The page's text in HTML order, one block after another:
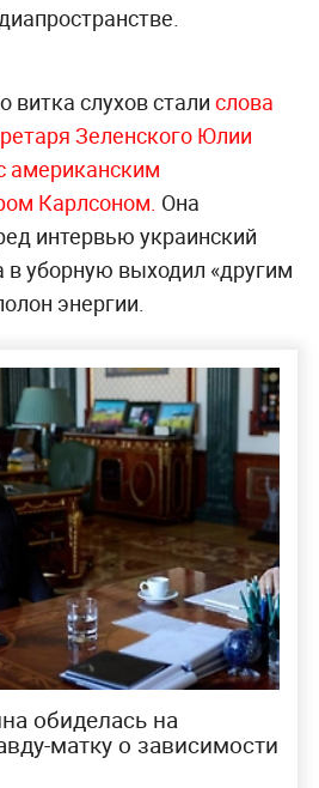
витка слухов стали слова
Зеленского Юлии
американским
Карлсоном. Она
интервью украинский
в уборную выходил «другим
энергии.
обиделась на
матку о зависимости